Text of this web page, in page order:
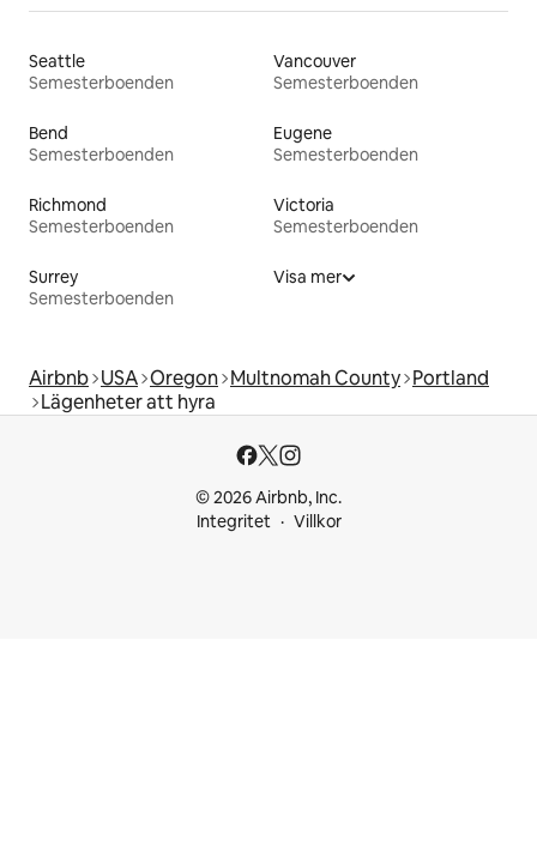
Seattle
Semesterboenden
Vancouver
Semesterboenden
Bend
Semesterboenden
Eugene
Semesterboenden
Richmond
Semesterboenden
Victoria
Semesterboenden
Surrey
Semesterboenden
Visa mer
Airbnb USA Oregon Multnomah County Portland
Lägenheter att hyra
© 2026 Airbnb, Inc.
Integritet
Villkor